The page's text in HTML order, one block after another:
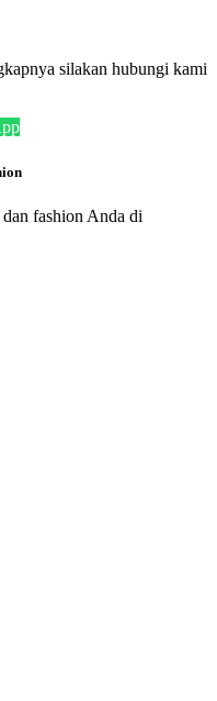
silakan hubungi kami
fashion Anda di